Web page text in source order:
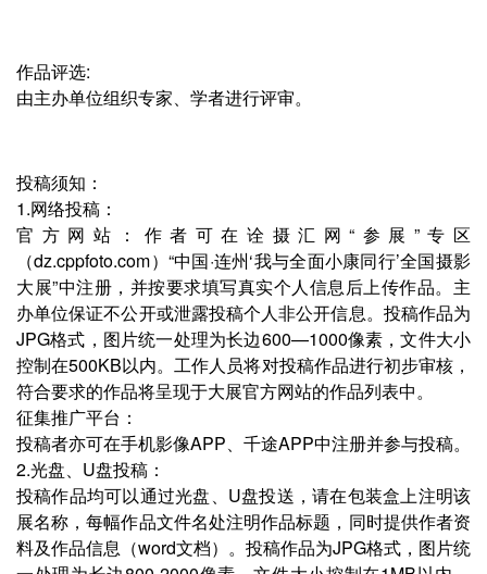
作品评选:
由主办单位组织专家、学者进行评审。
投稿须知：
1.网络投稿：
官方网站：作者可在诠摄汇网“参展”专区
（dz.cppfoto.com）“中国·连州‘我与全面小康同行’全国摄影
大展”中注册，并按要求填写真实个人信息后上传作品。主
办单位保证不公开或泄露投稿个人非公开信息。投稿作品为
JPG格式，图片统一处理为长边600—1000像素，文件大小
控制在500KB以内。工作人员将对投稿作品进行初步审核，
符合要求的作品将呈现于大展官方网站的作品列表中。
征集推广平台：
投稿者亦可在手机影像APP、千途APP中注册并参与投稿。
2.光盘、U盘投稿：
投稿作品均可以通过光盘、U盘投送，请在包装盒上注明该
展名称，每幅作品文件名处注明作品标题，同时提供作者资
料及作品信息（word文档）。投稿作品为JPG格式，图片统